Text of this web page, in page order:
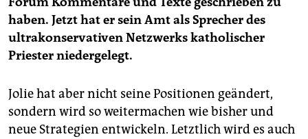
haben. Jetzt hat er sein Amt als Sprecher des
ultrakonservativen Netzwerks katholischer
Priester niedergelegt.
Jolie hat aber nicht seine Positionen geändert,
sondern wird so weitermachen wie bisher und
neue Strategien entwickeln. Letztlich wird es auch